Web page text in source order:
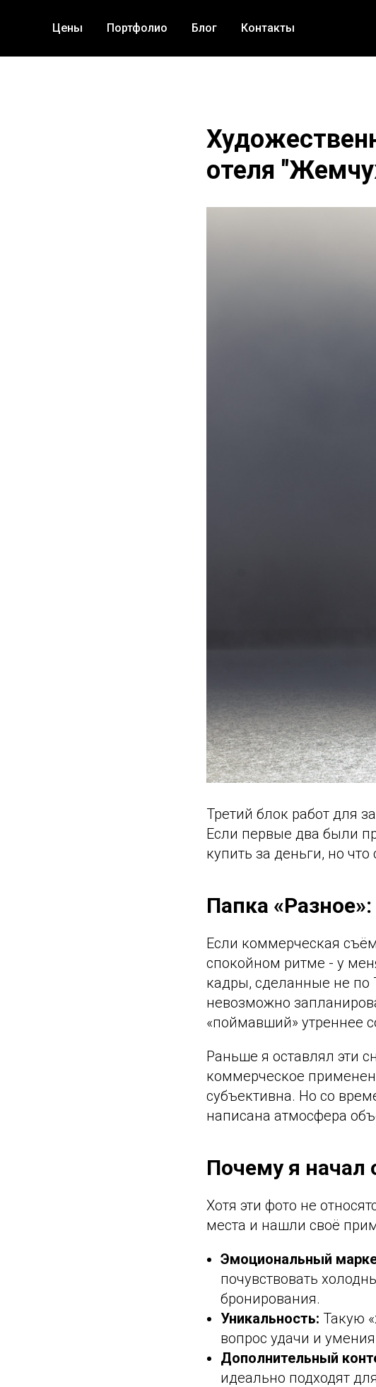
Цены Портфолио Блог Контакты
отеля
Третий блок работ для
Если первые два были
купить за деньги, но
Папка
Если коммерческая
спокойном ритме - у
кадры, сделанные не
невозможно
«поймавший» утреннее
Раньше я оставлял эти
коммерческое
субъективна. Но со
написана атмосфера
Почему я начал
Хотя эти фото не
места и нашли своё
Эмоциональный
почувствовать
бронирования.
Уникальность: Такую
вопрос удачи и
Дополнительный
идеально подходят